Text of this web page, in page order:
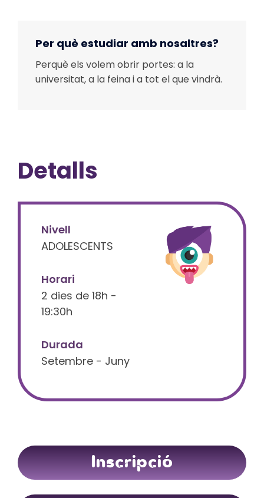
Per què estudiar amb nosaltres?
Perquè els volem obrir portes: a la
universitat, a la feina i a tot el que vindrà.
Detalls
Nivell
ADOLESCENTS
Horari
2 dies de 18h -
19:30h
Durada
Setembre - Juny
Inscripció